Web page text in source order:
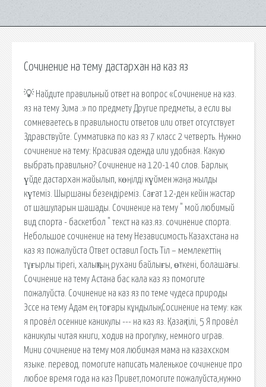
Сочинение на тему дастархан на каз яз
💡 Найдите правильный ответ на вопрос «Сочинение на каз.
яз на тему Зима .» по предмету Другие предметы, а если вы
сомневаетесь в правильности ответов или ответ отсутствует
Здравствуйте. Суммативка по каз яз 7 класс 2 четверть. Нужно
сочинение на тему: Красивая одежда или удобная. Какую
выбрать правильно? Сочинение на 120-140 слов. Барлық
үйде дастархан жайылып, көңілді күймен жаңа жылды
күтеміз. Шыршаны безендіреміз. Сағат 12-ден кейін жастар
от шашуларын шашады. Сочинение на тему " мой любимый
вид спорта - баскетбол " текст на каз.яз. сочинение спорта.
Небольшое сочинение на тему Независимость Казахстана на
каз яз пожалуйста Ответ оставил Гость Тіл – мемлекеттің
тұғырлы тірегі, халықтың рухани байлығы, өткені, болашағы.
Сочинение на тему Астана бас кала каз яз помогите
пожалуйста. Сочинение на каз яз по теме чудеса природы
Эссе на тему Адам ең тоғары кұндылық. Сосинение на тему: как
я провёл осенние каникулы --- на каз яз. Қазақ тiлi, 5 Я провёл
каникулы читая книги, ходив на прогулку, немного играв.
Мини сочинение на тему моя любимая мама на казахском
языке. перевод. помогите написать маленькое сочинение про
любое время года на каз Привет,помогите пожалуйста,нужно